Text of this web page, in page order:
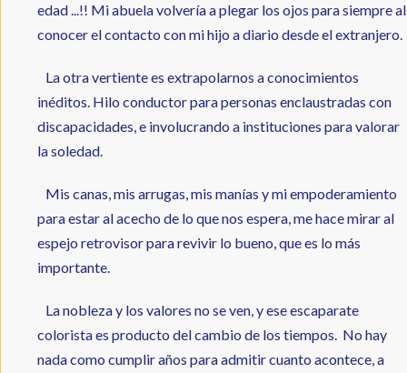
edad ...!! Mi abuela volvería a plegar los ojos para siempre al
conocer el contacto con mi hijo a diario desde el extranjero.
La otra vertiente es extrapolarnos a conocimientos
inéditos. Hilo conductor para personas enclaustradas con
discapacidades, e involucrando a instituciones para valorar
la soledad.
Mis canas, mis arrugas, mis manías y mi empoderamiento
para estar al acecho de lo que nos espera, me hace mirar al
espejo retrovisor para revivir lo bueno, que es lo más
importante.
La nobleza y los valores no se ven, y ese escaparate
colorista es producto del cambio de los tiempos. No hay
nada como cumplir años para admitir cuanto acontece, a